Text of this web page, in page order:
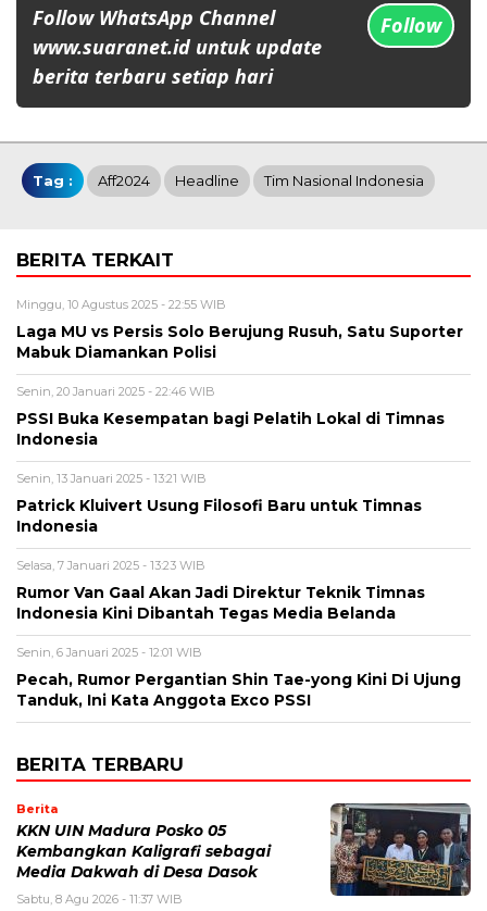
Follow WhatsApp Channel
www.suaranet.id untuk update
berita terbaru setiap hari
Follow
Tag : Aff2024 Headline Tim Nasional Indonesia
BERITA TERKAIT
Minggu, 10 Agustus 2025 - 22:55 WIB
Laga MU vs Persis Solo Berujung Rusuh, Satu Suporter
Mabuk Diamankan Polisi
Senin, 20 Januari 2025 - 22:46 WIB
PSSI Buka Kesempatan bagi Pelatih Lokal di Timnas
Indonesia
Senin, 13 Januari 2025 - 13:21 WIB
Patrick Kluivert Usung Filosofi Baru untuk Timnas
Indonesia
Selasa, 7 Januari 2025 - 13:23 WIB
Rumor Van Gaal Akan Jadi Direktur Teknik Timnas
Indonesia Kini Dibantah Tegas Media Belanda
Senin, 6 Januari 2025 - 12:01 WIB
Pecah, Rumor Pergantian Shin Tae-yong Kini Di Ujung
Tanduk, Ini Kata Anggota Exco PSSI
BERITA TERBARU
Berita
KKN UIN Madura Posko 05
Kembangkan Kaligrafi sebagai
Media Dakwah di Desa Dasok
Sabtu, 8 Agu 2026 - 11:37 WIB